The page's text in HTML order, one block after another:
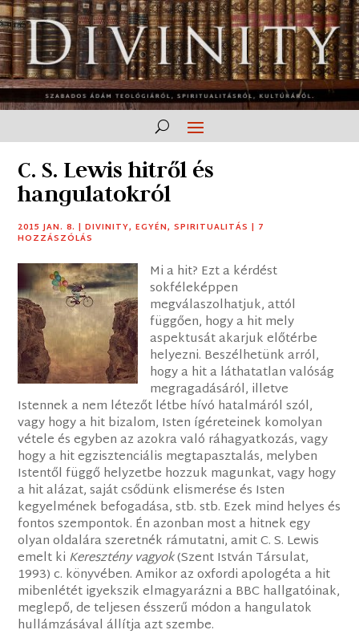
C. S. Lewis hitről és
hangulatokról
2015 JAN. 8. |DIVINITY,EGYÉN,SPIRITUALITÁS | 7
HOZZÁSZÓLÁS
Mi a hit? Ezt a kérdést
sokféleképpen
megválaszolhatjuk, attól
függően, hogy a hit mely
aspektusát akarjuk előtérbe
helyezni. Beszélhetünk arról,
hogy a hit a láthatatlan valóság
megragadásáról, illetve
Istennek a nem létezőt létbe hívó hatalmáról szól,
vagy hogy a hit bizalom, Isten ígéreteinek komolyan
vétele és egyben az azokra való ráhagyatkozás, vagy
hogy a hit egzisztenciális megtapasztalás, melyben
Istentől függő helyzetbe hozzuk magunkat, vagy hogy
a hit alázat, saját csődünk elismerése és Isten
kegyelmének befogadása, stb. stb. Ezek mind helyes és
fontos szempontok. Én azonban most a hitnek egy
olyan oldalára szeretnék rámutatni, amit C. S. Lewis
emelt ki Keresztény vagyok(Szent István Társulat,
1993) c. könyvében. Amikor az oxfordi apologéta a hit
mibenlétét igyekszik elmagyarázni a BBC hallgatóinak,
meglepő, de teljesen ésszerű módon a hangulatok
hullámzásával állítja azt szembe.